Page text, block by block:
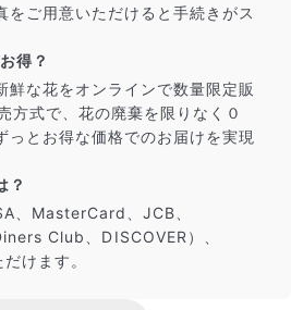
をご用意いただけると手続きがス
得？
鮮な花をオンラインで数量限定販
方式で、花の廃棄を限りなく０
っとお得な価格でのお届けを実現
？
、MasterCard、JCB、
Club、DISCOVER）、
けます。